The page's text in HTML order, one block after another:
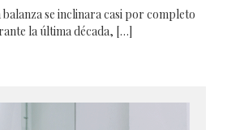
balanza se inclinara casi por completo
la última década, […]